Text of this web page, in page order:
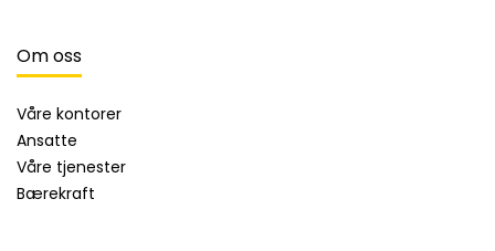
Om oss
Våre kontorer
Ansatte
Våre tjenester
Bærekraft